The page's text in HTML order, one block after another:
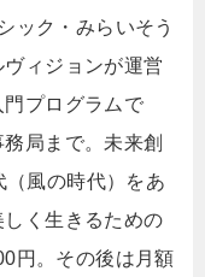
ック・みらいそう
ィジョンが運営
プログラムで
局まで。未来創
風の時代）をあ
く生きるための
円。その後は月額